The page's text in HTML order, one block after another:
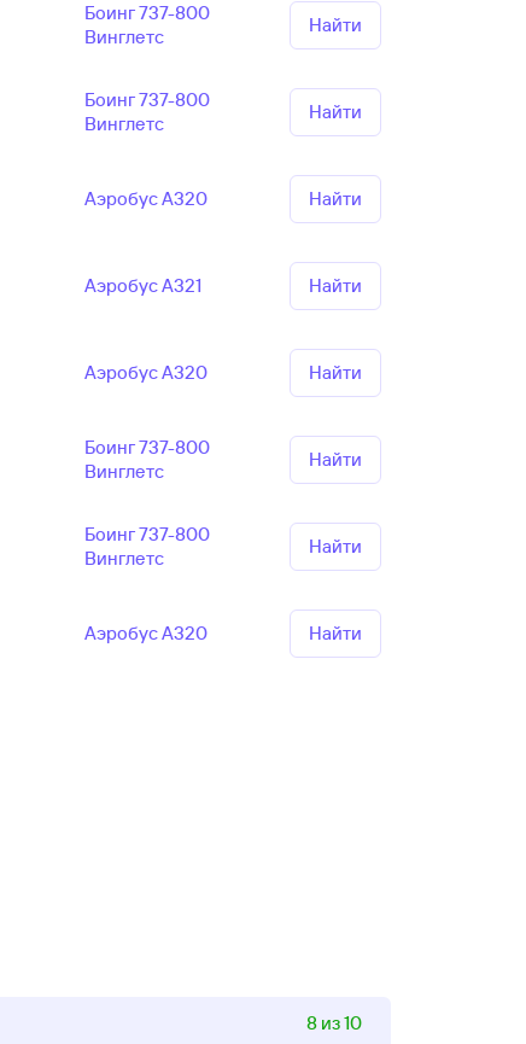
Боинг 737-800
Винглетс
Найти
Боинг 737-800
Винглетс
Найти
Аэробус А320 Найти
Аэробус А321 Найти
Аэробус А320 Найти
Боинг 737-800
Винглетс
Найти
Боинг 737-800
Винглетс
Найти
Аэробус А320 Найти
8 из 10